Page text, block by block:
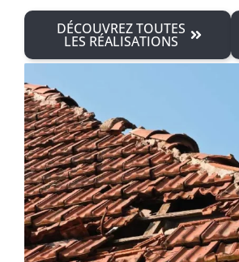
DÉCOUVREZ TOUTES
LES RÉALISATIONS